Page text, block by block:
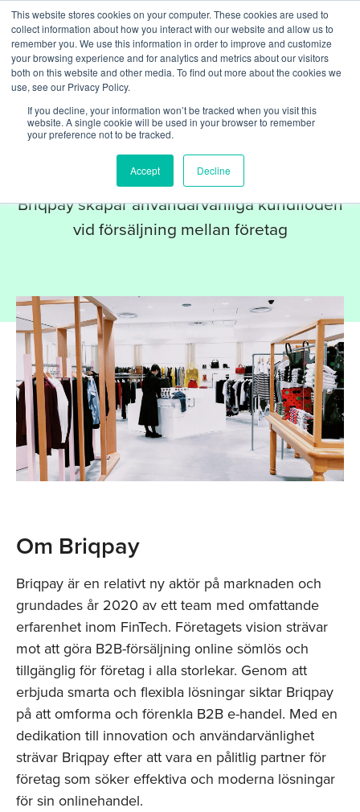
This website stores cookies on your computer. These cookies are used to
collect information about how you interact with our website and allow us to
remember you. We use this information in order to improve and customize
your browsing experience and for analytics and metrics about our visitors
both on this website and other media. To find out more about the cookies we
use, see our Privacy Policy.
If you decline, your information won’t be tracked when you visit this
website. A single cookie will be used in your browser to remember
your preference not to be tracked.
Accept Decline
PARTNERS
Briqpay
Briqpay skapar användarvänliga kundflöden
vid försäljning mellan företag
Om Briqpay
Briqpay är en relativt ny aktör på marknaden och
grundades år 2020 av ett team med omfattande
erfarenhet inom FinTech. Företagets vision strävar
mot att göra B2B-försäljning online sömlös och
tillgänglig för företag i alla storlekar. Genom att
erbjuda smarta och flexibla lösningar siktar Briqpay
på att omforma och förenkla B2B e-handel. Med en
dedikation till innovation och användarvänlighet
strävar Briqpay efter att vara en pålitlig partner för
företag som söker effektiva och moderna lösningar
för sin onlinehandel.